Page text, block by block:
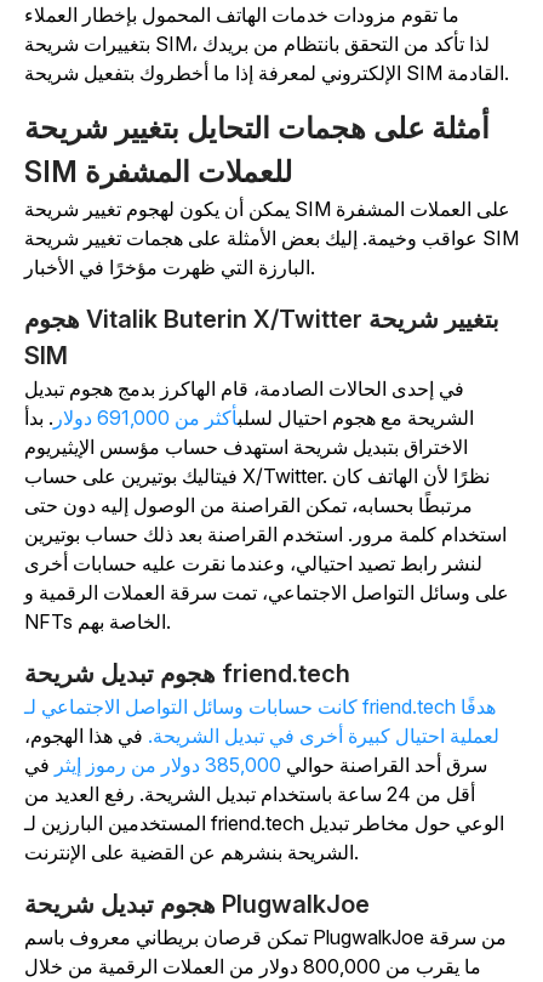
ما تقوم مزودات خدمات الهاتف المحمول بإخطار العملاء
بتغييرات شريحة SIM، لذا تأكد من التحقق بانتظام من بريدك
أمثلة على هجمات التحايل بتغيير شريحة
SIM للعملات المشفرة
يمكن أن يكون لهجوم تغيير شريحة SIM على العملات المشفرة
عواقب وخيمة. إليك بعض الأمثلة على هجمات تغيير شريحة SIM
هجوم Vitalik Buterin X/Twitter بتغيير شريحة
SIM
في إحدى الحالات الصادمة، قام الهاكرز بدمج هجوم تبديل
الشريحة مع هجوم احتيال لسلبأكثر من 691,000 دولار
. بدأ
الاختراق بتبديل شريحة استهدف حساب مؤسس الإيثيريوم
فيتاليك بوتيرين على حساب X/Twitter. نظرًا لأن الهاتف كان
مرتبطًا بحسابه، تمكن القراصنة من الوصول إليه دون حتى
استخدام كلمة مرور. استخدم القراصنة بعد ذلك حساب بوتيرين
لنشر رابط تصيد احتيالي، وعندما نقرت عليه حسابات أخرى
على وسائل التواصل الاجتماعي، تمت سرقة العملات الرقمية و
هجوم تبديل شريحة friend.tech
كانت حسابات وسائل التواصل الاجتماعي لـ friend.tech هدفًا
لعملية احتيال كبيرة أخرى في تبديل الشريحة.في هذا الهجوم،
سرق أحد القراصنة حوالي385,000 دولار من رموز إيثر
في
أقل من 24 ساعة باستخدام تبديل الشريحة. رفع العديد من
المستخدمين البارزين لـ friend.tech الوعي حول مخاطر تبديل
هجوم تبديل شريحة PlugwalkJoe
تمكن قرصان بريطاني معروف باسم PlugwalkJoe من سرقة
ما يقرب من 800,000 دولار من العملات الرقمية من خلال